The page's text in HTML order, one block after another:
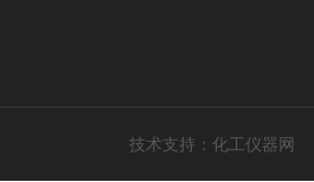
技术支持： 化工仪器网